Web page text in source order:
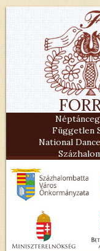
Független
National